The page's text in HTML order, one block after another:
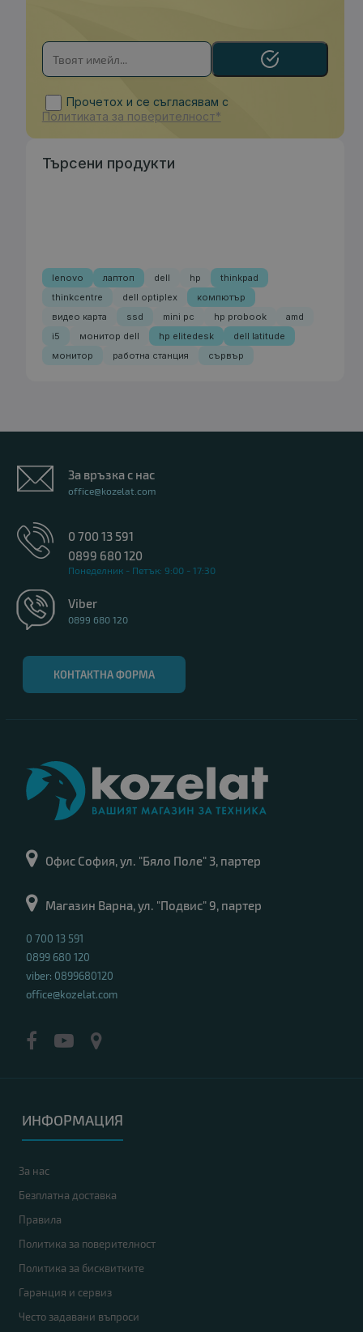
Прочетох и се съгласявам с
Политиката за поверителност*
Търсени продукти
lenovo лаптоп dell hp
thinkpad
thinkcentre
dell optiplex
компютър
видео карта
ssd mini pc hp probook
amd
i5
монитор dell hp elitedesk
dell latitude
монитор
работна станция сървър
За връзка с нас
office@kozelat.com
0 700 13 591
0899 680 120
Понеделник - Петък: 9:00 - 17:30
Viber
0899 680 120
КОНТАКТНА ФОРМА
Офис София, ул. "Бяло Поле" 3, партер
Магазин Варна, ул. "Подвис" 9, партер
0 700 13 591
0899 680 120
viber: 0899680120
office@kozelat.com
ИНФОРМАЦИЯ
За нас
Безплатна доставка
Правила
Политика за поверителност
Политика за бисквитките
Гаранция и сервиз
Често задавани въпроси